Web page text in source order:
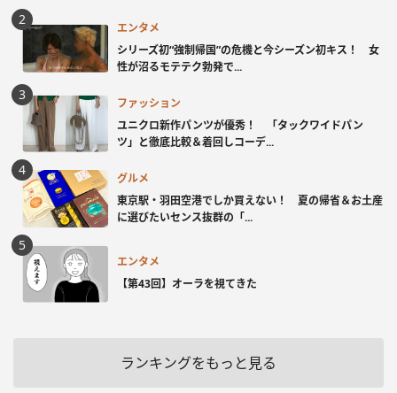
エンタメ
シリーズ初“強制帰国”の危機と今シーズン初キス！ 女
性が沼るモテテク勃発で...
ファッション
ユニクロ新作パンツが優秀！ 「タックワイドパン
ツ」と徹底比較＆着回しコーデ...
グルメ
東京駅・羽田空港でしか買えない！ 夏の帰省＆お土産
に選びたいセンス抜群の「...
エンタメ
【第43回】オーラを視てきた
ランキングをもっと見る